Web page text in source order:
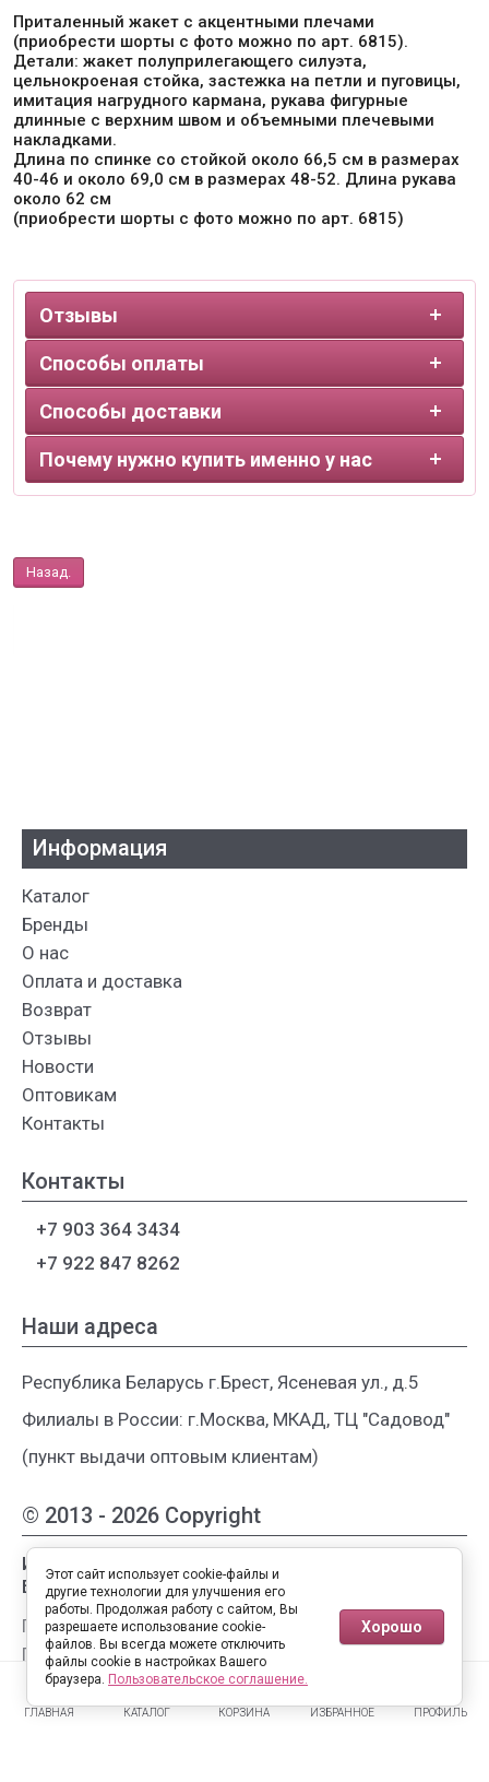
Приталенный жакет с акцентными плечами
(приобрести шорты с фото можно по арт. 6815).
Детали: жакет полуприлегающего силуэта,
цельнокроеная стойка, застежка на петли и пуговицы,
имитация нагрудного кармана, рукава фигурные
длинные с верхним швом и объемными плечевыми
накладками.
Длина по спинке со стойкой около 66,5 см в размерах
40-46 и около 69,0 см в размерах 48-52. Длина рукава
около 62 см
(приобрести шорты с фото можно по арт. 6815)
Отзывы
Способы оплаты
Способы доставки
Почему нужно купить именно у нас
Назад.
© 2013 - 2026 Copyright
Интернет-магазин женской одежды из
Белоруссии
Публичная оферта
Пользовательское соглашение
Политика конфиденциальности
Информация
Каталог
Бренды
О нас
Оплата и доставка
Возврат
Отзывы
Новости
Оптовикам
Контакты
Контакты
+7 903 364 3434
+7 922 847 8262
Наши адреса
Республика Беларусь г.Брест, Ясеневая ул., д.5
Филиалы в России: г.Москва, МКАД, ТЦ "Садовод"
(пункт выдачи оптовым клиентам)
Этот сайт использует cookie-файлы и
другие технологии для улучшения его
работы. Продолжая работу с сайтом, Вы
разрешаете использование cookie-
файлов. Вы всегда можете отключить
файлы cookie в настройках Вашего
браузера. Пользовательское соглашение.
Хорошо
ГЛАВНАЯ КАТАЛОГ
0
КОРЗИНА ИЗБРАННОЕ ПРОФИЛЬ